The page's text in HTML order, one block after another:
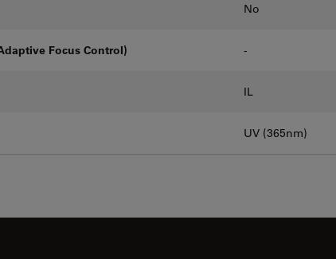
No
Focus Control) -
IL
UV (365nm)